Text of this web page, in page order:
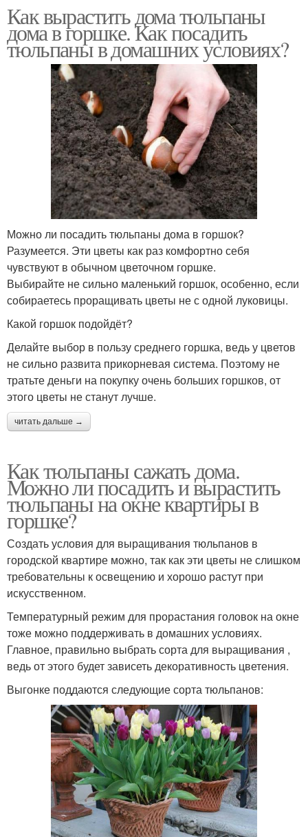
Как вырастить дома тюльпаны
дома в горшке. Как посадить
тюльпаны в домашних условиях?
Можно ли посадить тюльпаны дома в горшок?
Разумеется. Эти цветы как раз комфортно себя
чувствуют в обычном цветочном горшке.
Выбирайте не сильно маленький горшок, особенно, если
собираетесь проращивать цветы не с одной луковицы.
Какой горшок подойдёт?
Делайте выбор в пользу среднего горшка, ведь у цветов
не сильно развита прикорневая система. Поэтому не
тратьте деньги на покупку очень больших горшков, от
этого цветы не станут лучше.
читать дальше →
Как тюльпаны сажать дома.
Можно ли посадить и вырастить
тюльпаны на окне квартиры в
горшке?
Создать условия для выращивания тюльпанов в
городской квартире можно, так как эти цветы не слишком
требовательны к освещению и хорошо растут при
искусственном.
Температурный режим для прорастания головок на окне
тоже можно поддерживать в домашних условиях.
Главное, правильно выбрать сорта для выращивания ,
ведь от этого будет зависеть декоративность цветения.
Выгонке поддаются следующие сорта тюльпанов: